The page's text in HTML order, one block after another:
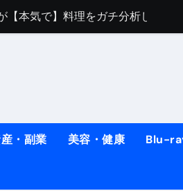
し訳ない件
タ
っている人が見たら、一瞬で現実
肉が大変身#shorts
・副業 美容・健康 Blu-